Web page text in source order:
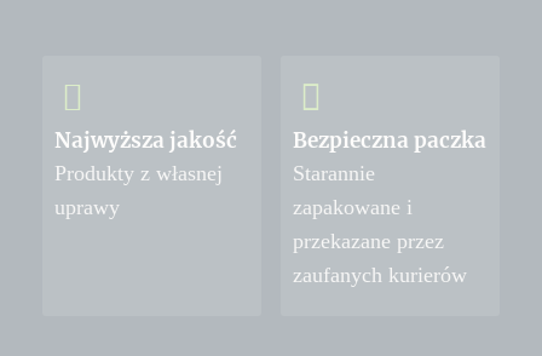
Najwyższa jakość
Produkty z własnej
uprawy
Bezpieczna paczka
Starannie
zapakowane i
przekazane przez
zaufanych kurierów